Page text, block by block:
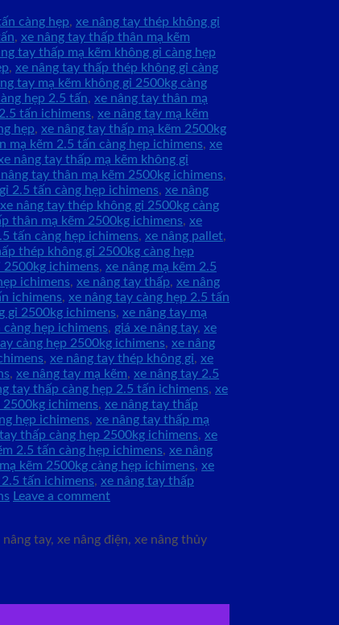
càng hẹp, xe nâng tay thép không gỉ
, xe nâng tay thấp thân mạ kẽm
tay thấp mạ kẽm không gỉ càng hẹp
, xe nâng tay thấp thép không gỉ càng
tay mạ kẽm không gỉ 2500kg càng
hẹp 2.5 tấn, xe nâng tay thân mạ
tấn ichimens, xe nâng tay mạ kẽm
hẹp, xe nâng tay thấp mạ kẽm 2500kg
mạ kẽm 2.5 tấn càng hẹp ichimens, xe
nâng tay thấp mạ kẽm không gỉ
tay thân mạ kẽm 2500kg ichimens,
2.5 tấn càng hẹp ichimens, xe nâng
xe nâng tay thép không gỉ 2500kg càng
thân mạ kẽm 2500kg ichimens, xe
tấn càng hẹp ichimens, xe nâng pallet,
thép không gỉ 2500kg càng hẹp
2500kg ichimens, xe nâng mạ kẽm 2.5
ichimens, xe nâng tay thấp, xe nâng
ichimens, xe nâng tay càng hẹp 2.5 tấn
gỉ 2500kg ichimens, xe nâng tay mạ
hẹp ichimens, giá xe nâng tay, xe
càng hẹp 2500kg ichimens, xe nâng
, xe nâng tay thép không gỉ, xe
, xe nâng tay mạ kẽm, xe nâng tay 2.5
tay thấp càng hẹp 2.5 tấn ichimens, xe
ichimens, xe nâng tay thấp
hẹp ichimens, xe nâng tay thấp mạ
thấp càng hẹp 2500kg ichimens, xe
2.5 tấn càng hẹp ichimens, xe nâng
kẽm 2500kg càng hẹp ichimens, xe
tấn ichimens, xe nâng tay thấp
Leave a comment
tay, xe nâng điện, xe nâng thủy